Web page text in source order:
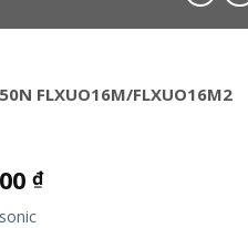
FLXUO16M/FLXUO16M2
₫